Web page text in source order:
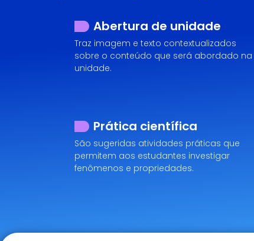
Abertura de unidade
Traz imagem e texto contextualizados
sobre o conteúdo que será abordado na
unidade.
Prática científica
São sugeridas atividades práticas que
permitem aos estudantes investigar
fenômenos e propriedades.